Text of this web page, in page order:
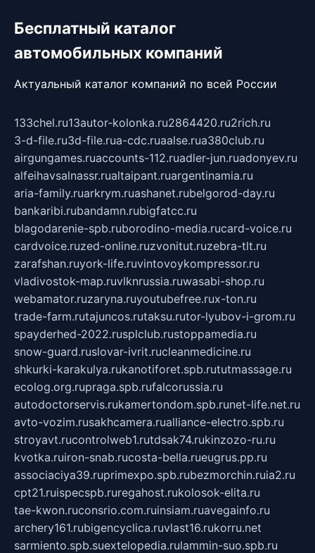
Бесплатный каталог
автомобильных компаний
Актуальный каталог компаний по всей России
133chel.ru13autor-kolonka.ru2864420.ru2rich.ru
3-d-file.ru3d-file.rua-cdc.ruaalse.rua380club.ru
airgungames.ruaccounts-112.ruadler-jun.ruadonyev.ru
alfeihavsalnassr.rualtaipant.ruargentinamia.ru
aria-family.ruarkrym.ruashanet.rubelgorod-day.ru
bankaribi.rubandamn.rubigfatcc.ru
blagodarenie-spb.ruborodino-media.rucard-voice.ru
cardvoice.ruzed-online.ruzvonitut.ruzebra-tlt.ru
zarafshan.ruyork-life.ruvintovoykompressor.ru
vladivostok-map.ruvlknrussia.ruwasabi-shop.ru
webamator.ruzaryna.ruyoutubefree.rux-ton.ru
trade-farm.rutajuncos.rutaksu.rutor-lyubov-i-grom.ru
spayderhed-2022.rusplclub.rustoppamedia.ru
snow-guard.ruslovar-ivrit.rucleanmedicine.ru
shkurki-karakulya.rukanotiforet.spb.rututmassage.ru
ecolog.org.rupraga.spb.rufalcorussia.ru
autodoctorservis.rukamertondom.spb.runet-life.net.ru
avto-vozim.rusakhcamera.rualliance-electro.spb.ru
stroyavt.rucontrolweb1.rutdsak74.rukinzozo-ru.ru
kvotka.ruiron-snab.rucosta-bella.rueugrus.pp.ru
associaciya39.ruprimexpo.spb.rubezmorchin.ruia2.ru
cpt21.ruispecspb.ruregahost.rukolosok-elita.ru
tae-kwon.ruconsrio.com.ruinsiam.ruavegainfo.ru
archery161.rubigencyclica.ruvlast16.rukorru.net
sarmiento.spb.suextelopedia.rulammin-suo.spb.ru